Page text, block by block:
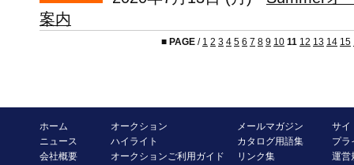
案内
■ PAGE / 1 2 3 4 5 6 7 8 9 10 11 12 13 14 15
ホーム
ニュース
会社概要
オークション
ハイライト
オークションご利用ガイド
メールマガジン
カタログ用語集
リンク集
サイ
プラ
運営